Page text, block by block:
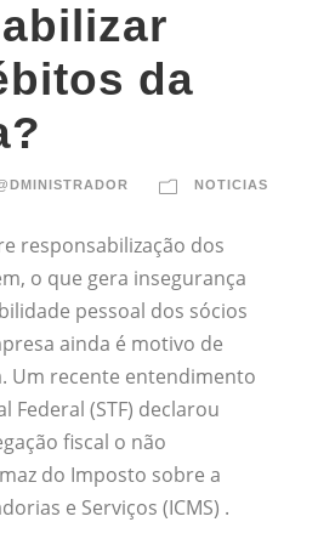
da
NOTICIAS
responsabilização dos
o que gera insegurança
pessoal dos sócios
ainda é motivo de
Um recente entendimento
Federal (STF) declarou
fiscal o não
do Imposto sobre a
e Serviços (ICMS) .